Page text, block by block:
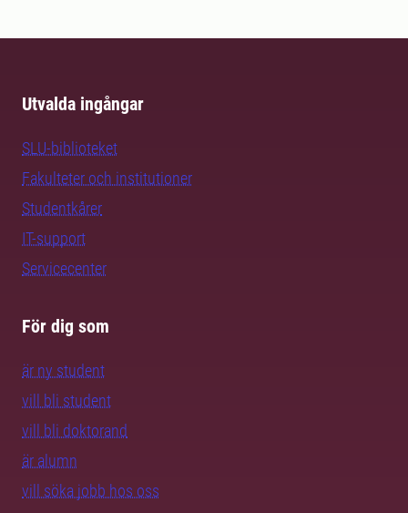
Utvalda ingångar
SLU-biblioteket
Fakulteter och institutioner
Studentkårer
IT-support
Servicecenter
För dig som
är ny student
vill bli student
vill bli doktorand
är alumn
vill söka jobb hos oss